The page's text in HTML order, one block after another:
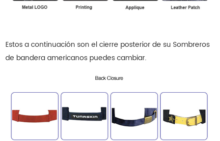
Estos a continuación son el cierre posterior de su Sombreros
de bandera americanos puedes cambiar.